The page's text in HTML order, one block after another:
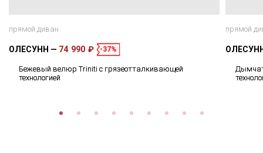
прямой диван
ОЛЕСУНН 74 990 ₽ -37%
Бежевый велюр Triniti с грязеотталкивающей
технологией
прямой